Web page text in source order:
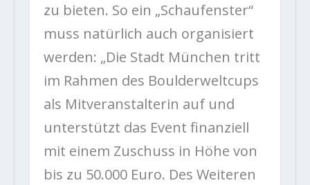
zu bieten. So ein „Schaufenster“
muss natürlich auch organisiert
werden: „Die Stadt München tritt
im Rahmen des Boulderweltcups
als Mitveranstalterin auf und
unterstützt das Event finanziell
mit einem Zuschuss in Höhe von
bis zu 50.000 Euro. Des Weiteren